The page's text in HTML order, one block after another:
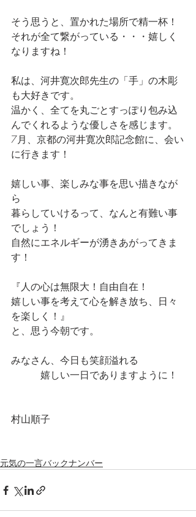
そう思うと、置かれた場所で精一杯！
それが全て繋がっている・・・嬉しく
なりますね！
私は、河井寛次郎先生の「手」の木彫
も大好きです。
温かく、全てを丸ごとすっぽり包み込
んでくれるような優しさを感じます。
7月、京都の河井寛次郎記念館に、会い
に行きます！
嬉しい事、楽しみな事を思い描きなが
ら
暮らしていけるって、なんと有難い事
でしょう！
自然にエネルギーが湧きあがってきま
す！
『人の心は無限大！自由自在！
嬉しい事を考えて心を解き放ち、日々
を楽しく！』
と、思う今朝です。
みなさん、今日も笑顔溢れる
嬉しい一日でありますように！
村山順子
元気の一言バックナンバー